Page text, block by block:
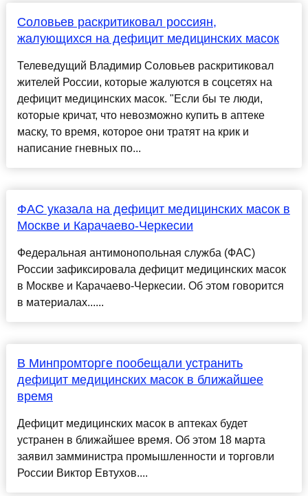
Соловьев раскритиковал россиян,
жалующихся на дефицит медицинских масок
Телеведущий Владимир Соловьев раскритиковал
жителей России, которые жалуются в соцсетях на
дефицит медицинских масок. "Если бы те люди,
которые кричат, что невозможно купить в аптеке
маску, то время, которое они тратят на крик и
написание гневных по...
ФАС указала на дефицит медицинских масок в
Москве и Карачаево-Черкесии
Федеральная антимонопольная служба (ФАС)
России зафиксировала дефицит медицинских масок
в Москве и Карачаево-Черкесии. Об этом говорится
в материалах......
В Минпромторге пообещали устранить
дефицит медицинских масок в ближайшее
время
Дефицит медицинских масок в аптеках будет
устранен в ближайшее время. Об этом 18 марта
заявил замминистра промышленности и торговли
России Виктор Евтухов....